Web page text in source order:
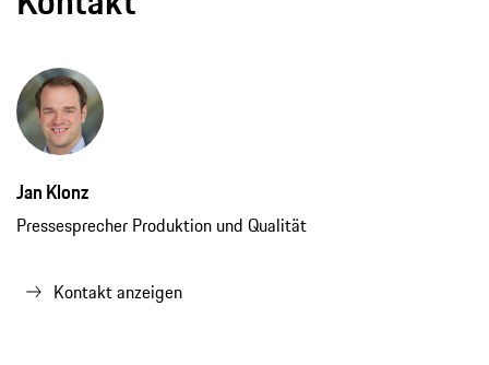
Jan Klonz
Pressesprecher Produktion und Qualität
Kontakt anzeigen